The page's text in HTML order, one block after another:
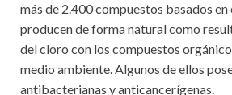
más de 2.400 compuestos basados en
producen de forma natural como
del cloro con los compuestos
medio ambiente. Algunos de ellos
antibacterianas y anticancerígenas.